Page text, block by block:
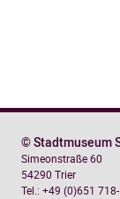
© Stadtmuseum
Simeonstraße 60
54290 Trier
Tel.: +49 (0)651